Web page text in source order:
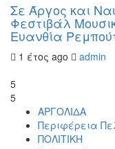
Σε Άργος και
Φεστιβάλ
Ευανθία
1 έτος ago
admin
5
5
ΑΡΓΟΛΙΔΑ
Περιφέρεια
ΠΟΛΙΤΙΚΗ